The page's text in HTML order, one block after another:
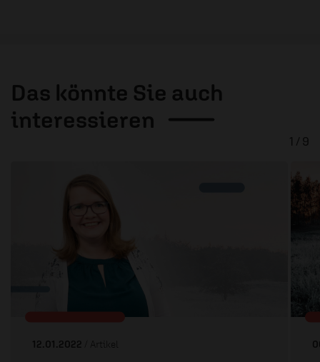
Das könnte Sie auch
interessieren
12.01.2022 / Artikel
1 / 9